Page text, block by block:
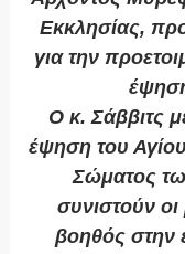
Εκκλησίας,
για την
Ο κ. Σάββιτς
έψηση του
Σώματος
συνιστούν
βοηθός στην